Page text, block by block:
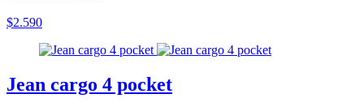
$2.590
Jean cargo 4 pocket